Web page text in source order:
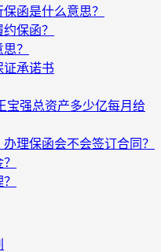
函是什么意思？
保函？
？
证承诺书
宝强总资产多少亿每月给
理保函会不会签订合同？